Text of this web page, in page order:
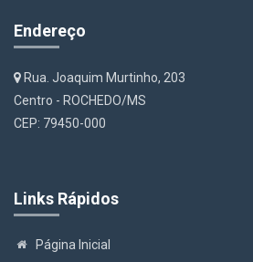
Endereço
Rua. Joaquim Murtinho, 203
Centro - ROCHEDO/MS
CEP: 79450-000
Links Rápidos
Página Inicial